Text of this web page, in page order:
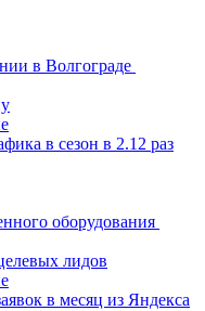
в Волгограде
в сезон в 2.12 раз
оборудования
лидов
в месяц из Яндекса